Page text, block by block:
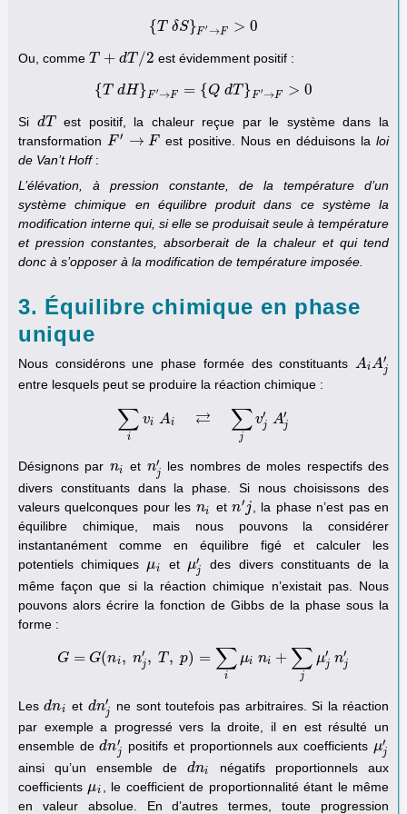
{T δS}F ′→F > 0
{T δS}F′ →F >0
Ou, comme T + dT /2
T+ dT/2 est évidemment positif :
{T dH}F ′→F = {Q dT}F ′→F > 0
{T dH} F → F= {Q dT}F′→F >0
Si dT
dT est positif, la chaleur reçue par le système dans la
transformation F ′ → F
F′→F est positive. Nous en déduisons laloi
de Van’t Hoff:
L’élévation, à pression constante, de la température d’un
système chimique en équilibre produit dans ce système la
modification interne qui, si elle se produisait seule à température
et pression constantes, absorberait de la chaleur et qui tend
donc à s’opposer à la modification de température imposée.
3. Équilibre chimique en phase
unique
Nous considérons une phase formée des constituants AiA′
j
AiAj′
entre lesquels peut se produire la réaction chimique :
∑
i
vi Ai ⇄ ∑
j
v′
j A′
j
∑iv ⇄∑ Aj
Désignons par ni
ni et n′
j
nj′ les nombres de moles respectifs des
divers constituants dans la phase. Si nous choisissons des
valeurs quelconques pour les ni
ni etn′j
n′j
, la phase n’est pas en
équilibre chimique, mais nous pouvons la considérer
instantanément comme en équilibre figé et calculer les
potentiels chimiques μi
μi et μ′
j
μj′
des divers constituants de la
même façon que si la réaction chimique n’existait pas. Nous
pouvons alors écrire la fonction de Gibbs de la phase sous la
forme :
G = G(ni, n′
j, T, p) = ∑
i
μi ni + ∑
j
μ′
j n′
j
G= G(ni nj′ T, p)= ∑iμ ni+ ∑jμ j′ n ′
Lesdni
dni et dn′
j
dnj′
ne sont toutefois pas arbitraires. Si la réaction
par exemple a progressé vers la droite, il en est résulté un
ensemble dedn′
j
dnj′ positifs et proportionnels aux coefficients μ′
j
μj′
ainsi qu’un ensemble de dni
dni
négatifs proportionnels aux
coefficients μi
μi
, le coefficient de proportionnalité étant le même
en valeur absolue. En d’autres termes, toute progression